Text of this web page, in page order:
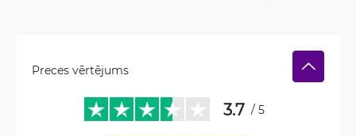
Preces vērtējums
3.7 / 5